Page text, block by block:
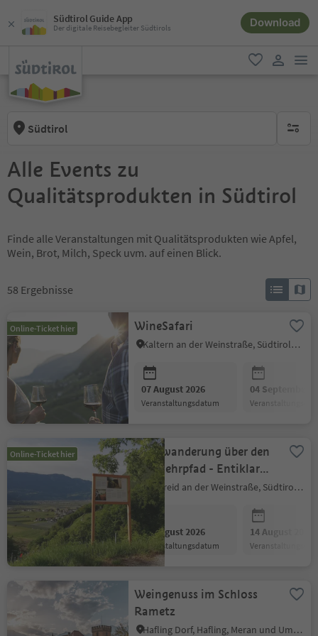
Südtirol Guide App
Der digitale Reisebegleiter Südtirols Download
favorit
Südtirol keine
Alle Events zu
Qualitätsprodukten in Südtirol
Finde alle Veranstaltungen mit Qualitätsprodukten wie Apfel,
Wein, Brot, Milch, Speck uvm. auf einen Blick.
58 Ergebnisse
Online-Ticket hier WineSafari
Kaltern an der Weinstraße, Südtiroler Weinstraße
07 August 2026
Veranstaltungsdatum
04 September
Online-Ticket hier
Weinwanderung über den
Weinlehrpfad - Entiklar
bis ins schöne Weindorf
Margreid
Margreid an der Weinstraße, Südtiroler Weinstraße
07 August 2026
Veranstaltungsdatum
14 August 2026
Weingenuss im Schloss
Rametz
Hafling Dorf, Hafling, Meran und Umgebung